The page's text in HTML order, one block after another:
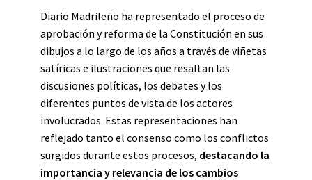
Diario Madrileño ha representado el proceso de
aprobación y reforma de la Constitución en sus
dibujos a lo largo de los años a través de viñetas
satíricas e ilustraciones que resaltan las
discusiones políticas, los debates y los
diferentes puntos de vista de los actores
involucrados. Estas representaciones han
reflejado tanto el consenso como los conflictos
surgidos durante estos procesos, destacando la
importancia y relevancia de los cambios